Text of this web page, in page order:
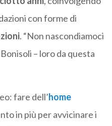
con forme di
. “Non nascondiamoci
– loro da questa
fare dell’home
in più per avvicinare i